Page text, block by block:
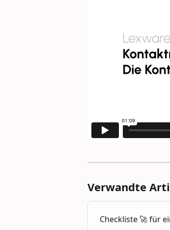
Verwandte
Checkliste 🚀 für